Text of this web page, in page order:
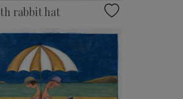
rabbit hat